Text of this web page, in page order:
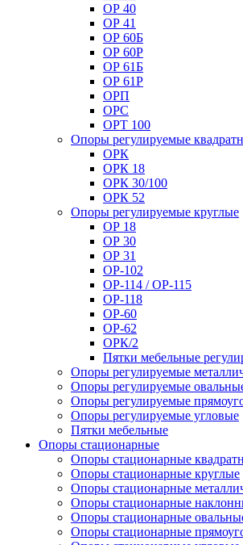
ОР 40
ОР 41
ОР 60Б
ОР 60Р
ОР 61Б
ОР 61Р
ОРП
ОРС
ОРТ 100
Опоры регулируемые
ОРК
ОРК 18
ОРК 30/100
ОРК 52
Опоры регулируемые круглые
ОР 18
ОР 30
ОР 31
ОР-102
ОР-114 / ОР-115
ОР-118
ОР-60
ОР-62
ОРК/2
Пятки мебельные
Опоры регулируемые
Опоры регулируемые
Опоры регулируемые
Опоры регулируемые угловые
Пятки мебельные
Опоры стационарные
Опоры стационарные
Опоры стационарные круглые
Опоры стационарные
Опоры стационарные
Опоры стационарные
Опоры стационарные